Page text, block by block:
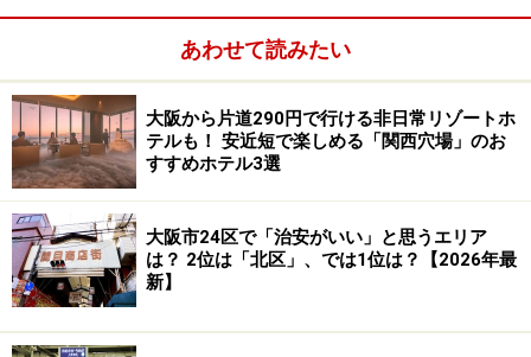
やはり大阪の観光スポットとして大阪城というのは欠か
せません。天下人となった豊臣秀吉が築城した初代大坂
城は大坂の陣で炎上。徳川政権時代に２代目が再建され
ますが、それも落雷で焼失。現在の３代目大阪城は、じ
つは昭和初期に、大阪市民の寄付によって作られた「大
阪市民が作った天守閣」です。お上や政府のハコモノ行
政ではなくて、市民自らが寄付金を集めて天守閣を作っ
たところに、大阪らしさが伺えます。近代建築物で、中
にはエレベーターがあって、お城というよりは歴史ミュ
ージアムとなっていますが、天守閣からの眺めは素晴ら
しく、大阪平野を一望できて、まるで自分が天下人にな
あわせて読みたい
大阪から片道290円で行ける非日常リゾートホ
テルも！ 安近短で楽しめる「関西穴場」のお
すすめホテル3選
大阪市24区で「治安がいい」と思うエリア
は？ 2位は「北区」、では1位は？【2026年最
新】